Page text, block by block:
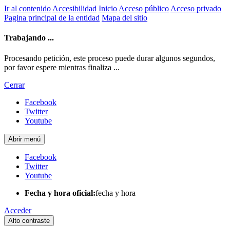
Ir al contenido Accesibilidad Inicio Acceso público Acceso privado
Pagina principal de la entidad Mapa del sitio
Trabajando ...
Procesando petición, este proceso puede durar algunos segundos,
por favor espere mientras finaliza ...
Cerrar
Facebook
Twitter
Youtube
Abrir menú
Facebook
Twitter
Youtube
Fecha y hora oficial:fecha y hora
Acceder
Alto contraste